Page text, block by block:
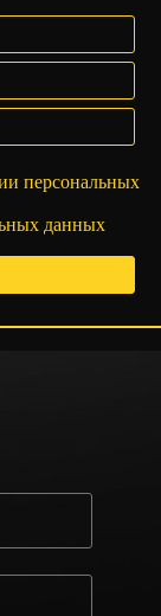
персональных
данных